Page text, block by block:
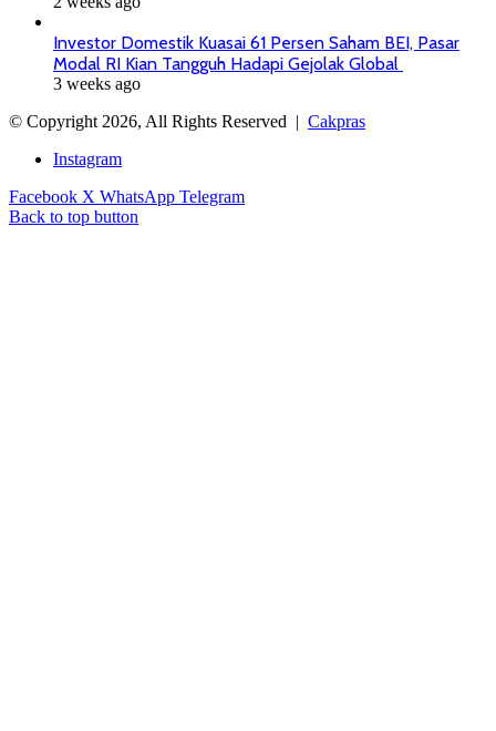
Investor Domestik Kuasai 61 Persen Saham BEI, Pasar
Modal RI Kian Tangguh Hadapi Gejolak Global
3 weeks ago
© Copyright 2026, All Rights Reserved | Cakpras
Instagram
Facebook X WhatsApp Telegram
Back to top button